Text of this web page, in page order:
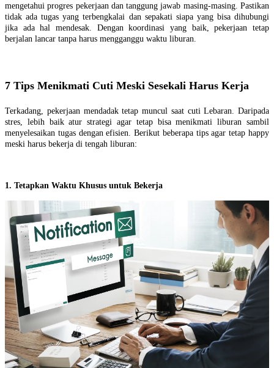
mengetahui progres pekerjaan dan tanggung jawab masing-masing. Pastikan
tidak ada tugas yang terbengkalai dan sepakati siapa yang bisa dihubungi
jika ada hal mendesak. Dengan koordinasi yang baik, pekerjaan tetap
berjalan lancar tanpa harus mengganggu waktu liburan.
7 Tips Menikmati Cuti Meski Sesekali Harus Kerja
Terkadang, pekerjaan mendadak tetap muncul saat cuti Lebaran. Daripada
stres, lebih baik atur strategi agar tetap bisa menikmati liburan sambil
menyelesaikan tugas dengan efisien. Berikut beberapa tips agar tetap happy
meski harus bekerja di tengah liburan:
1. Tetapkan Waktu Khusus untuk Bekerja